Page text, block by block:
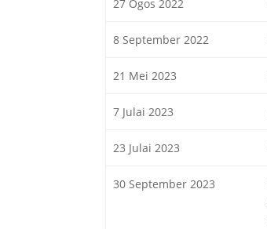
27 Ogos 2022
8 September 2022
21 Mei 2023
7 Julai 2023
23 Julai 2023
30 September 2023